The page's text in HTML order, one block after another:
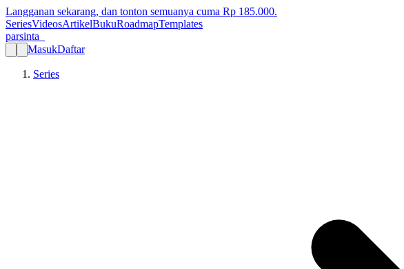
Langganan sekarang, dan tonton semuanya cuma Rp 185.000.
SeriesVideosArtikelBukuRoadmapTemplates
parsinta_
MasukDaftar
Series